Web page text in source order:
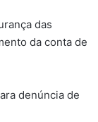
das
da conta de
denúncia de